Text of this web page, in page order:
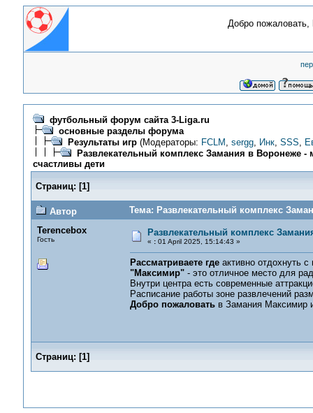
Добро пожаловать,
футбольный форум сайта 3-Liga.ru
основные разделы форума
Результаты игр(Модераторы: FCLM , sergg, Инк, SSS,
Развлекательный комплекс Замания в Воронеже -
счастливы дети
Страниц: [1]
Автор
Тема: Развлекательный комплекс
Terencebox
Гость
Развлекательный комплекс
« :01 April 2025, 15:14:43 »
Рассматриваете гдеактивно отдохнуть
"Максимир"- это отличное место для
Внутри центра есть современные
Расписание работы зоне развлечений
Добро пожаловатьв Замания Максимир
Страниц: [1]